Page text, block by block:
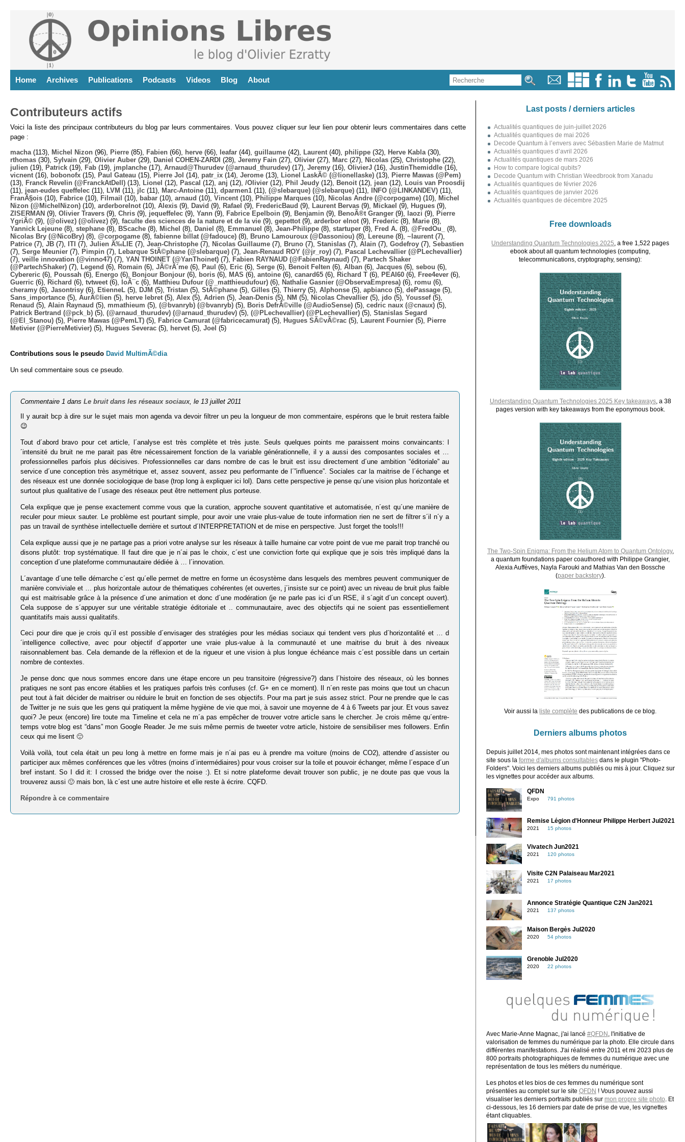
Home Archives Publications Podcasts Videos Blog About
Contributeurs actifs
Voici la liste des principaux contributeurs du blog par leurs commentaires. Vous pouvez cliquer sur leur lien pour obtenir leurs commentaires dans cette
page :
macha (113), Michel Nizon (96), Pierre (85), Fabien (66), herve (66), leafar (44), guillaume (42), Laurent (40), philippe (32), Herve Kabla (30),
rthomas (30), Sylvain (29), Olivier Auber (29), Daniel COHEN-ZARDI (28), Jeremy Fain (27), Olivier (27), Marc (27), Nicolas (25), Christophe (22),
julien (19), Patrick (19), Fab (19), jmplanche (17), Arnaud@Thurudev (@arnaud_thurudev) (17), Jeremy (16), OlivierJ (16), JustinThemiddle (16),
vicnent (16), bobonofx (15), Paul Gateau (15), Pierre Jol (14), patr_ix (14), Jerome (13), Lionel LaskÃ© (@lionellaske) (13),
Pierre Mawas (@Pem)
(13),
Franck Revelin (@FranckAtDell) (13), Lionel (12), Pascal (12), anj (12), /Olivier (12), Phil Jeudy (12), Benoit (12), jean (12),
Louis van Proosdij
(11), jean-eudes queffelec (11), LVM (11), jlc (11), Marc-Antoine (11), dparmen1 (11), (@slebarque) (@slebarque) (11), INFO (@LINKANDEV) (11),
FranÃ§ois (10), Fabrice (10), Filmail (10), babar (10), arnaud (10), Vincent (10), Philippe Marques (10), Nicolas Andre (@corpogame) (10),
Michel
Nizon (@MichelNizon) (10), arderborelnot (10), Alexis (9), David (9), Rafael (9), FredericBaud (9), Laurent Bervas (9), Mickael (9), Hugues (9),
ZISERMAN (9), Olivier Travers (9), Chris (9), jequeffelec (9), Yann (9), Fabrice Epelboin (9), Benjamin (9), BenoÃ®t Granger (9), laozi (9),
Pierre
YgriÃ© (9), (@olivez) (@olivez) (9), faculte des sciences de la nature et de la vie (9), gepettot (9), arderbor elnot (9), Frederic (8), Marie (8),
Yannick Lejeune (8), stephane (8), BScache (8), Michel (8), Daniel (8), Emmanuel (8), Jean-Philippe (8), startuper (8), Fred A. (8), @FredOu_
(8),
Nicolas Bry (@NicoBry) (8), @corpogame (8), fabienne billat (@fadouce) (8), Bruno Lamouroux (@Dassoniou) (8), Lereune (8), ~laurent (7),
Patrice (7), JB (7), ITI (7), Julien Ã‰LIE (7), Jean-Christophe (7), Nicolas Guillaume (7), Bruno (7), Stanislas (7), Alain (7), Godefroy (7), Sebastien
(7), Serge Meunier (7), Pimpin (7), Lebarque StÃ©phane (@slebarque) (7), Jean-Renaud ROY (@jr_roy) (7),
Pascal Lechevallier (@PLechevallier)
(7), veille innovation (@vinno47) (7), YAN THOINET (@YanThoinet) (7), Fabien RAYNAUD (@FabienRaynaud) (7),
Partech Shaker
(@PartechShaker) (7), Legend (6), Romain (6), JÃ©rÃ´me (6), Paul (6), Eric (6), Serge (6), Benoit Felten (6), Alban (6), Jacques (6), sebou (6),
Cybereric (6), Poussah (6), Energo (6), Bonjour Bonjour (6), boris (6), MAS (6), antoine (6), canard65 (6), Richard T (6), PEAI60 (6), Free4ever (6),
Guerric (6), Richard (6), tvtweet (6), loÃ¯c (6), Matthieu Dufour (@_matthieudufour) (6), Nathalie Gasnier (@ObservaEmpresa) (6), romu (6),
cheramy (6), Jasontrisy (6), EtienneL (5), DJM (5), Tristan (5), StÃ©phane (5), Gilles (5), Thierry (5), Alphonse (5), apbianco (5), dePassage (5),
Sans_importance (5), AurÃ©lien (5), herve lebret (5), Alex (5), Adrien (5), Jean-Denis (5), NM (5), Nicolas Chevallier (5), jdo (5), Youssef(5),
Renaud (5), Alain Raynaud (5), mmathieum (5), (@bvanryb) (@bvanryb) (5), Boris DefrÃ©ville (@AudioSense) (5), cedric naux (@cnaux) (5),
Patrick Bertrand (@pck_b) (5), (@arnaud_thurudev) (@arnaud_thurudev) (5), (@PLechevallier) (@PLechevallier) (5), Stanislas Segard
(@El_Stanou) (5), Pierre Mawas (@PemLT) (5), Fabrice Camurat (@fabricecamurat) (5), Hugues SÃ©vÃ©rac (5), Laurent Fournier (5),
Pierre
Metivier (@PierreMetivier) (5), Hugues Severac (5), hervet (5), Joel (5)
Contributions sous le pseudo David MultimÃ©dia
Un seul commentaire sous ce pseudo.
Commentaire 1 dansLe bruit dans les réseaux sociaux, le 13 juillet 2011
Il y aurait bcp à dire sur le sujet mais mon agenda va devoir filtrer un peu la longueur de mon commentaire, espérons que le bruit restera faible
😉
Tout d´abord bravo pour cet article, l´analyse est très complète et très juste. Seuls quelques points me paraissent moins convaincants: l
´intensité du bruit ne me parait pas être nécessairement fonction de la variable générationnelle, il y a aussi des composantes sociales et …
professionnelles parfois plus décisives. Professionnelles car dans nombre de cas le bruit est issu directement d´une ambition “éditoriale” au
service d´une conception très asymétrique et, assez souvent, assez peu performante de l´”influence”. Sociales car la maitrise de l´échange et
des réseaux est une donnée sociologique de base (trop long à expliquer ici lol). Dans cette perspective je pense qu´une vision plus horizontale et
surtout plus qualitative de l´usage des réseaux peut être nettement plus porteuse.
Cela explique que je pense exactement comme vous que la curation, approche souvent quantitative et automatisée, n´est qu´une manière de
reculer pour mieux sauter. Le problème est pourtant simple, pour avoir une vraie plus-value de toute information rien ne sert de filtrer s´il n´y a
pas un travail de synthèse intellectuelle derrière et surtout d´INTERPRETATION et de mise en perspective. Just forget the tools!!!
Cela explique aussi que je ne partage pas a priori votre analyse sur les réseaux à taille humaine car votre point de vue me parait trop tranché ou
disons plutôt: trop systématique. Il faut dire que je n´ai pas le choix, c´est une conviction forte qui explique que je sois très impliqué dans la
conception d´une plateforme communautaire dédiée à … l´innovation.
L´avantage d´une telle démarche c´est qu´elle permet de mettre en forme un écosystème dans lesquels des membres peuvent communiquer de
manière conviviale et … plus horizontale autour de thématiques cohérentes (et ouvertes, j´insiste sur ce point) avec un niveau de bruit plus faible
qui est maitrisable grâce à la présence d´une animation et donc d´une modération (je ne parle pas ici d´un RSE, il s´agit d´un concept ouvert).
Cela suppose de s´appuyer sur une véritable stratégie éditoriale et .. communautaire, avec des objectifs qui ne soient pas essentiellement
quantitatifs mais aussi qualitatifs.
Ceci pour dire que je crois qu´il est possible d´envisager des stratégies pour les médias sociaux qui tendent vers plus d´horizontalité et … d
´intelligence collective, avec pour objectif d´apporter une vraie plus-value à la communauté et une maitrise du bruit à des niveaux
raisonnablement bas. Cela demande de la réflexion et de la rigueur et une vision à plus longue échéance mais c´est possible dans un certain
nombre de contextes.
Je pense donc que nous sommes encore dans une étape encore un peu transitoire (régressive?) dans l´histoire des réseaux, où les bonnes
pratiques ne sont pas encore établies et les pratiques parfois très confuses (cf. G+ en ce moment). Il n´en reste pas moins que tout un chacun
peut tout à fait décider de maitriser ou réduire le bruit en fonction de ses objectifs. Pour ma part je suis assez strict. Pour ne prendre que le cas
de Twitter je ne suis que les gens qui pratiquent la même hygiène de vie que moi, à savoir une moyenne de 4 à 6 Tweets par jour. Et vous savez
quoi? Je peux (encore) lire toute ma Timeline et cela ne m´a pas empêcher de trouver votre article sans le chercher. Je crois même qu´entre-
temps votre blog est “dans” mon Google Reader. Je me suis même permis de tweeter votre article, histoire de sensibiliser mes followers. Enfin
ceux qui me lisent 🙂
Voilà voilà, tout cela était un peu long à mettre en forme mais je n´ai pas eu à prendre ma voiture (moins de CO2), attendre d´assister ou
participer aux mêmes conférences que les vôtres (moins d´intermédiaires) pour vous croiser sur la toile et pouvoir échanger, même l´espace d´un
bref instant. So I did it: I crossed the bridge over the noise :). Et si notre plateforme devait trouver son public, je ne doute pas que vous la
trouverez aussi 🙂 mais bon, là c´est une autre histoire et elle reste à écrire. CQFD.
Répondre à ce commentaire
Last posts / derniers articles
Actualités quantiques de juin-juillet 2026
Actualités quantiques de mai 2026
Decode Quantum à l’envers avec Sébastien Marie de Matmut
Actualités quantiques d’avril 2026
Actualités quantiques de mars 2026
How to compare logical qubits?
Decode Quantum with Christian Weedbrook from Xanadu
Actualités quantiques de février 2026
Actualités quantiques de janvier 2026
Actualités quantiques de décembre 2025
Free downloads
Understanding Quantum Technologies 2025 , a free 1,522 pages
ebook about all quantum technologies (computing,
telecommunications, cryptography, sensing):
Understanding Quantum Technologies 2025 Key takeaways, a 38
pages version with key takeaways from the eponymous book.
The Two-Spin Enigma: From the Helium Atom to Quantum Ontology,
a quantum foundations paper coauthored with Philippe Grangier,
Alexia Auffèves, Nayla Farouki and Mathias Van den Bossche
(paper backstory).
Voir aussi la liste complète des publications de ce blog.
Derniers albums photos
Depuis juillet 2014, mes photos sont maintenant intégrées dans ce
site sous la forme d'albums consultablesdans le plugin "Photo-
Folders". Voici les derniers albums publiés ou mis à jour. Cliquez sur
les vignettes pour accéder aux albums.
QFDN
Expo 791 photos
Remise Légion d'Honneur Philippe Herbert Jul2021
2021 15 photos
Vivatech Jun2021
2021 120 photos
Visite C2N Palaiseau Mar2021
2021 17 photos
Annonce Stratégie Quantique C2N Jan2021
2021 137 photos
Maison Bergès Jul2020
2020 54 photos
Grenoble Jul2020
2020 22 photos
Avec Marie-Anne Magnac, j'ai lancé #QFDN
, l'initiative de
valorisation de femmes du numérique par la photo. Elle circule dans
différentes manifestations. J'ai réalisé entre 2011 et mi 2023 plus de
800 portraits photographiques de femmes du numérique avec une
représentation de tous les métiers du numérique.
Les photos et les bios de ces femmes du numérique sont
présentées au complet sur le site QFDN ! Vous pouvez aussi
visualiser les derniers portraits publiés sur mon propre site photo . Et
ci-dessous, les 16 derniers par date de prise de vue, les vignettes
étant cliquables.